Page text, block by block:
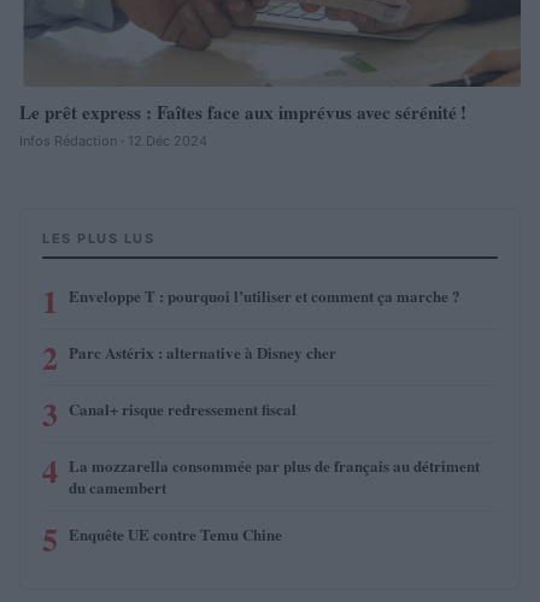
Le prêt express : Faîtes face aux imprévus avec sérénité !
Infos Rédaction · 12 Déc 2024
LES PLUS LUS
1 Enveloppe T : pourquoi l’utiliser et comment ça marche ?
2 Parc Astérix : alternative à Disney cher
3 Canal+ risque redressement fiscal
4 La mozzarella consommée par plus de français au détriment
du camembert
5 Enquête UE contre Temu Chine